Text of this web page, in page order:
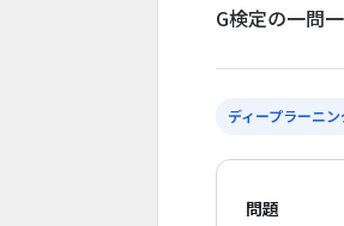
G検定の一問
ディープラーニ
問題